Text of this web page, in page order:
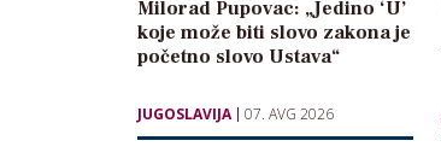
Milorad Pupovac: „Jedino ‘U’
koje može biti slovo zakona je
početno slovo Ustava“
JUGOSLAVIJA 07. AVG 2026